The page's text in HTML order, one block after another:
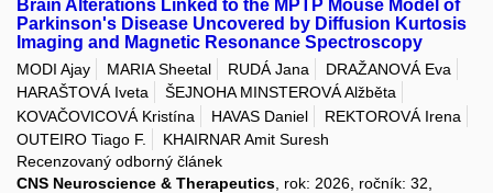
Brain Alterations Linked to the MPTP Mouse Model of
Parkinson's Disease Uncovered by Diffusion Kurtosis
Imaging and Magnetic Resonance Spectroscopy
MODI Ajay MARIA Sheetal RUDÁ Jana
DRAŽANOVÁ Eva
HARAŠTOVÁ Iveta
ŠEJNOHA MINSTEROVÁ Alžběta
KOVAČOVICOVÁ Kristína
HAVAS Daniel
REKTOROVÁ Irena
OUTEIRO Tiago F.
KHAIRNAR Amit Suresh
Recenzovaný odborný článek
CNS Neuroscience & Therapeutics , rok: 2026, ročník: 32,